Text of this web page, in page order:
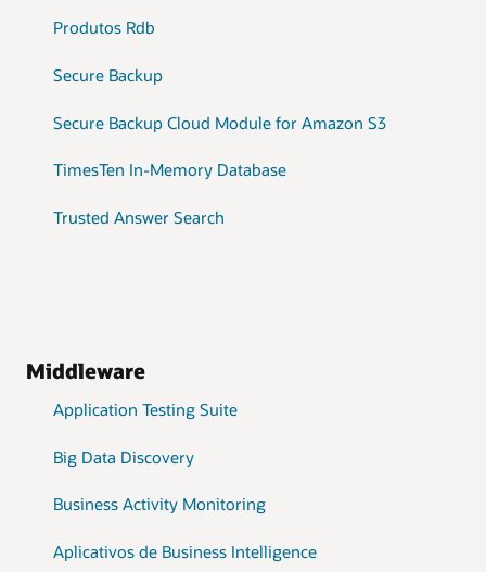
Produtos Rdb
Secure Backup
Secure Backup Cloud Module for Amazon S3
TimesTen In-Memory Database
Trusted Answer Search
Middleware
Application Testing Suite
Big Data Discovery
Business Activity Monitoring
Aplicativos de Business Intelligence